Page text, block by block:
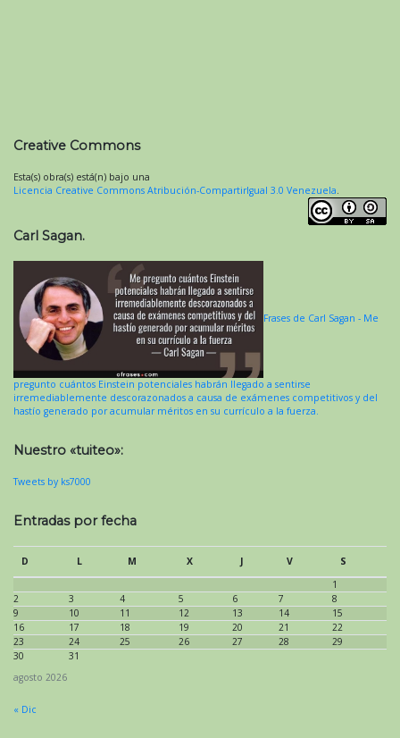
Creative Commons
Esta(s) obra(s) está(n) bajo una
Licencia Creative Commons Atribución-CompartirIgual 3.0 Venezuela
Carl Sagan.
Frases de Carl Sagan - Me
pregunto cuántos Einstein potenciales habrán llegado a sentirse
irremediablemente descorazonados a causa de exámenes competitivos y del
hastío generado por acumular méritos en su currículo a la fuerza.
Nuestro «tuiteo»:
Tweets by ks7000
Entradas por fecha
agosto 2026
D L M X J V
S
1
2
3 4 5 6 7
8
9
10 11 12 13 14
15
16
17 18 19 20 21
22
23
24 25 26 27 28
29
30
31
« Dic